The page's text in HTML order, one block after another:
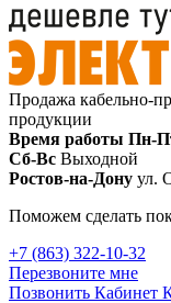
Продажа кабельно-
продукции
Время работы Пн-
Сб-Вс Выходной
Ростов-на-Дону ул.
Поможем сделать
+7 (863) 322-10-32
Перезвоните мне
Позвонить Кабинет